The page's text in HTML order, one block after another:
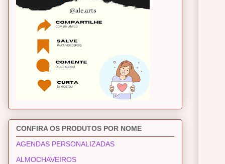
CONFIRA OS PRODUTOS POR NOME
AGENDAS PERSONALIZADAS
ALMOCHAVEIROS